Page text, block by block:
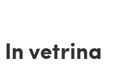
In vetrina